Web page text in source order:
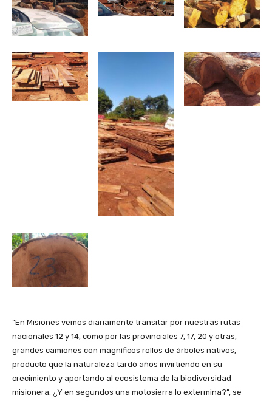
“En Misiones vemos diariamente transitar por nuestras rutas
nacionales 12 y 14, como por las provinciales 7, 17, 20 y otras,
grandes camiones con magníficos rollos de árboles nativos,
producto que la naturaleza tardó años invirtiendo en su
crecimiento y aportando al ecosistema de la biodiversidad
misionera. ¿Y en segundos una motosierra lo extermina?”, se